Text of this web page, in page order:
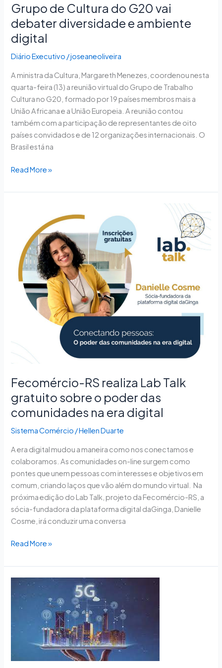
Grupo de Cultura do G20 vai
debater diversidade e ambiente
digital
Diário Executivo /joseaneoliveira
A ministra da Cultura, Margareth Menezes, coordenou nesta
quarta-feira (13) a reunião virtual do Grupo de Trabalho
Cultura no G20, formado por 19 países membros mais a
União Africana e a União Europeia. A reunião contou
também com a participação de representantes de oito
países convidados e de 12 organizações internacionais. O
Brasil está na
Read More »
Fecomércio-RS realiza Lab Talk
gratuito sobre o poder das
comunidades na era digital
Sistema Comércio /Hellen Duarte
A era digital mudou a maneira como nos conectamos e
colaboramos. As comunidades on-line surgem como
pontes que unem pessoas com interesses e objetivos em
comum, criando laços que vão além do mundo virtual. Na
próxima edição do Lab Talk, projeto da Fecomércio-RS, a
sócia-fundadora da plataforma digital daGinga, Danielle
Cosme, irá conduzir uma conversa
realiza
Talk
gratuito
sobre
poder
comunidades
na
digital
Read More »
Menos
de
8%
cidades
brasileiras